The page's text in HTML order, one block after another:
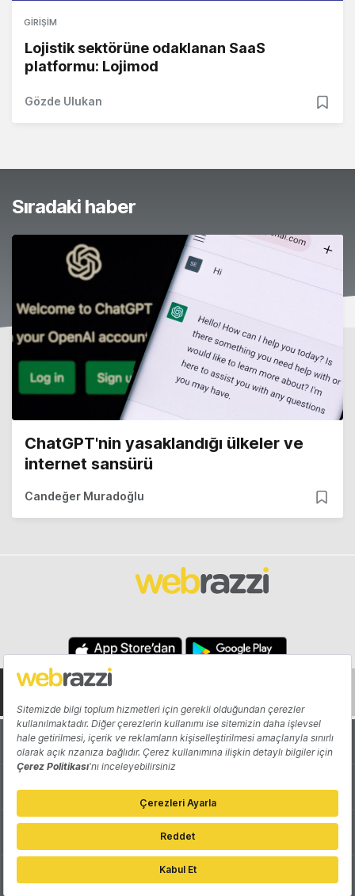
GIRIŞIM
Lojistik sektörüne odaklanan SaaS
platformu: Lojimod
Gözde Ulukan
Sıradaki haber
ChatGPT'nin yasaklandığı ülkeler ve
internet sansürü
Candeğer Muradoğlu
Hakkında Yazarlar
Katkıda Bulun Reklam